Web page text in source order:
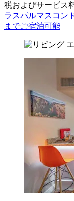
税およびサービス
ラスパルマスコン
までご宿泊可能